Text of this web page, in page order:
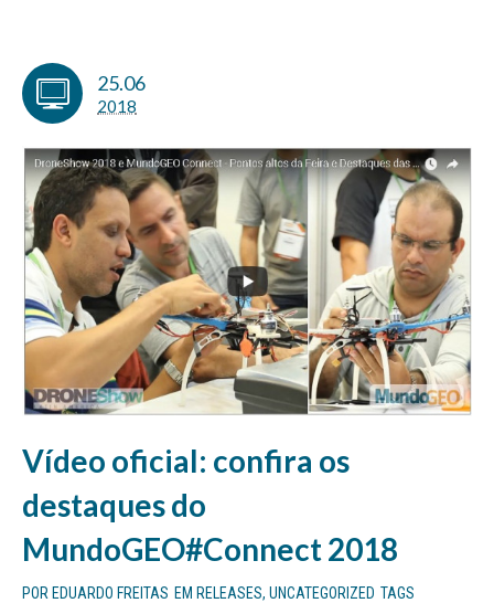
25.06
2018
Vídeo oficial: confira os
destaques do
MundoGEO#Connect 2018
POR EDUARDO FREITAS EM RELEASES, UNCATEGORIZED TAGS